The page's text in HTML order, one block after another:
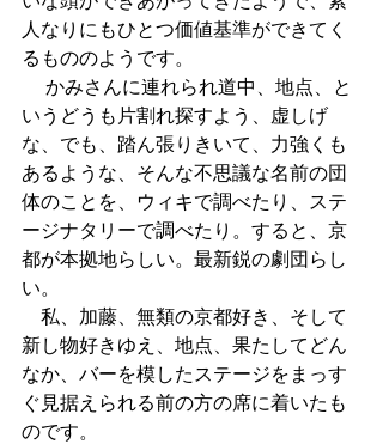
人なりにもひとつ価値基準ができてく
るもののようです。
いうどうも片割れ探すよう、虚しげ
な、でも、踏ん張りきいて、力強くも
あるような、そんな不思議な名前の団
体のことを、ウィキで調べたり、ステ
ージナタリーで調べたり。すると、京
都が本拠地らしい。最新鋭の劇団らし
い。
新し物好きゆえ、地点、果たしてどん
なか、バーを模したステージをまっす
ぐ見据えられる前の方の席に着いたも
のです。